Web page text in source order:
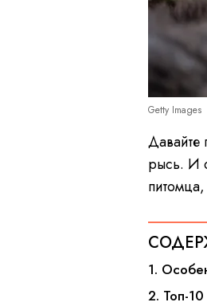
Getty Images
Давайте
рысь. И
1.
2. Топ-